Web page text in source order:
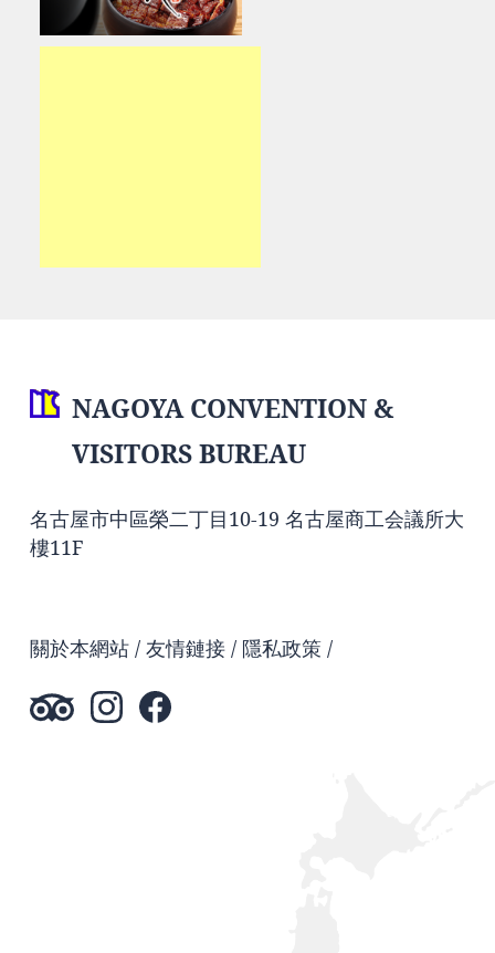
NAGOYA CONVENTION &
VISITORS BUREAU
名古屋市中區榮二丁目10-19 名古屋商工会議所大
樓11F
關於本網站 友情鏈接 隱私政策